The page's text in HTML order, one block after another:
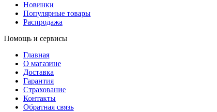
Новинки
Популярные товары
Распродажа
Помощь и сервисы
Главная
О магазине
Доставка
Гарантия
Страхование
Контакты
Обратная связь